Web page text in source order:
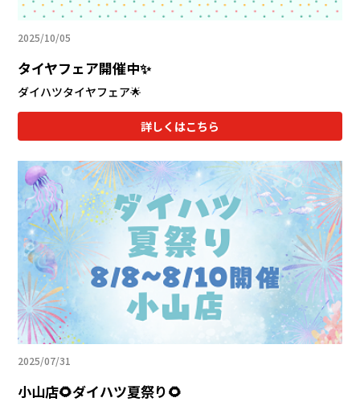
2025/10/05
タイヤフェア開催中✨
ダイハツタイヤフェア🌟
詳しくはこちら
2025/07/31
小山店🌻ダイハツ夏祭り🌻